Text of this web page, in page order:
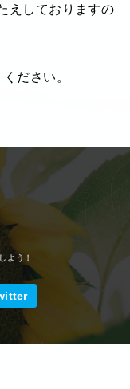
えしておりますの
ださい。